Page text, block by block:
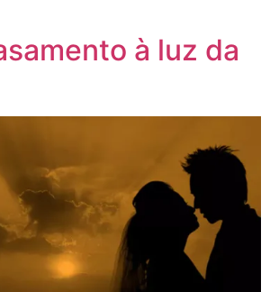
à luz da